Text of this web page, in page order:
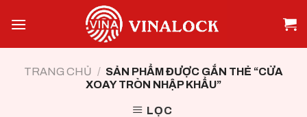
TRANG CHỦ / SẢN PHẨM ĐƯỢC GẮN THẺ “CỬA
XOAY TRÒN NHẬP KHẨU”
LỌC